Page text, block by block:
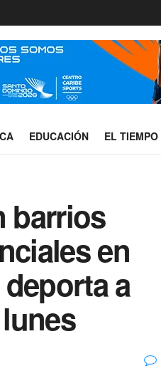
EDUCACIÓN EL TIEMPO
barrios
en
a